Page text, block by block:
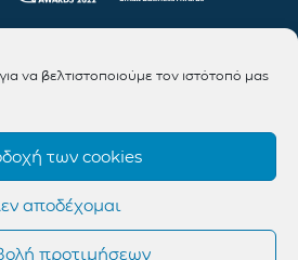
να βελτιστοποιούμε τον ιστότοπό μας
των cookies
αποδέχομαι
προτιμήσεων